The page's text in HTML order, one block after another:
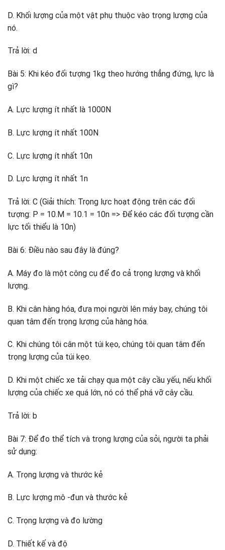
D. Khối lượng của một vật phụ thuộc vào trọng lượng của
nó.
Trả lời: d
Bài 5: Khi kéo đối tượng 1kg theo hướng thẳng đứng, lực là
gì?
A. Lực lượng ít nhất là 1000N
B. Lực lượng ít nhất 100N
C. Lực lượng ít nhất 10n
D. Lực lượng ít nhất 1n
Trả lời: C (Giải thích: Trọng lực hoạt động trên các đối
tượng: P = 10.M = 10.1 = 10n => Để kéo các đối tượng cần
lực tối thiểu là 10n)
Bài 6: Điều nào sau đây là đúng?
A. Máy đo là một công cụ để đo cả trọng lượng và khối
lượng.
B. Khi cân hàng hóa, đưa mọi người lên máy bay, chúng tôi
quan tâm đến trọng lượng của hàng hóa.
C. Khi chúng tôi cân một túi kẹo, chúng tôi quan tâm đến
trọng lượng của túi kẹo.
D. Khi một chiếc xe tải chạy qua một cây cầu yếu, nếu khối
lượng của chiếc xe quá lớn, nó có thể phá vỡ cây cầu.
Trả lời: b
Bài 7: Để đo thể tích và trọng lượng của sỏi, người ta phải
sử dụng:
A. Trọng lượng và thước kẻ
B. Lực lượng mô -đun và thước kẻ
C. Trọng lượng và đo lường
D. Thiết kế và độ